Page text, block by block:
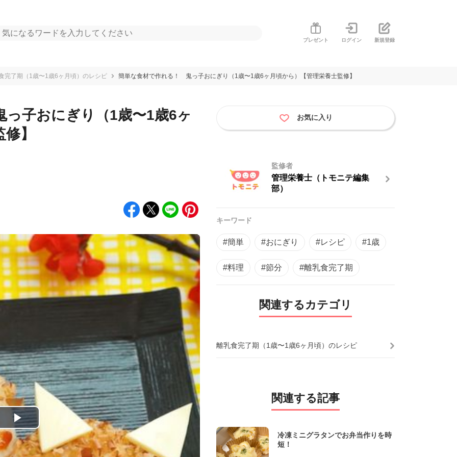
プレゼント ログイン 新規登録
完了期（1歳〜1歳6ヶ月頃）のレシピ 簡単な食材で作れる！ 鬼っ子おにぎり（1歳〜1歳6ヶ月頃から）【管理栄養士監修】
子おにぎり（1歳〜1歳6ヶ
】
P
l
お気に入り
監修者
管理栄養士（トモニテ編集
部）
キーワード
#簡単 #おにぎり #レシピ #1歳
#料理 #節分 #離乳食完了期
関連するカテゴリ
離乳食完了期（1歳〜1歳6ヶ月頃）のレシピ
関連する記事
冷凍ミニグラタンでお弁当作りを時
短！